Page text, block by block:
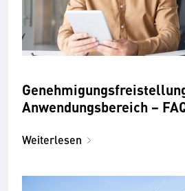
Anwendungsbereich −
Weiterlesen